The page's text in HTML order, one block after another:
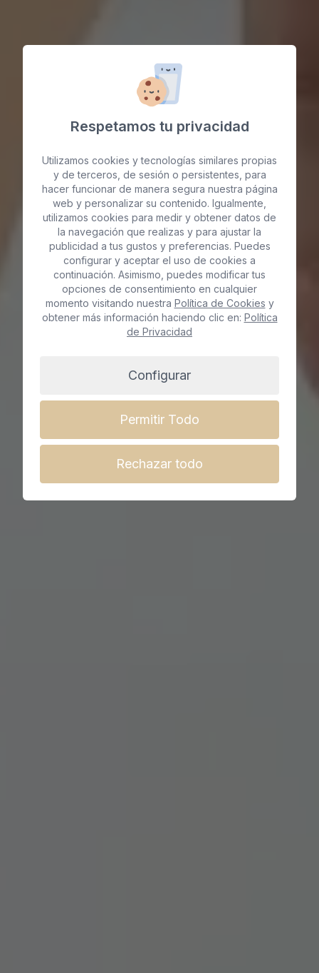
Ginecología Estética,
Regenerativa y Suelo
Pélvico en
Maspalomas
Respetamos tu privacidad
Utilizamos cookies y tecnologías similares propias
y de terceros, de sesión o persistentes, para
hacer funcionar de manera segura nuestra página
web y personalizar su contenido. Igualmente,
utilizamos cookies para medir y obtener datos de
la navegación que realizas y para ajustar la
publicidad a tus gustos y preferencias. Puedes
configurar y aceptar el uso de cookies a
continuación. Asimismo, puedes modificar tus
opciones de consentimiento en cualquier
momento visitando nuestra Política de Cookies y
obtener más información haciendo clic en: Política
de Privacidad
Configurar
Permitir Todo
Rechazar todo